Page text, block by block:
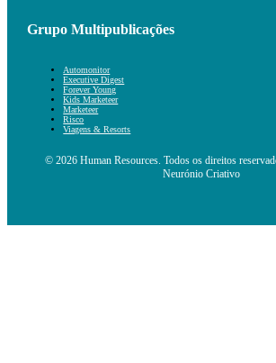
Grupo Multipublicações
Automonitor
Executive Digest
Forever Young
Kids Marketeer
Marketeer
Risco
Viagens & Resorts
© 2026 Human Resources. Todos os direitos
Neurónio Criativo